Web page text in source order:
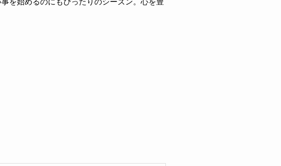
を始めるのにもぴったりのシーズン。心を豊